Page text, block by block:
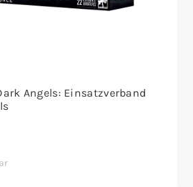
Angels: Einsatzverband